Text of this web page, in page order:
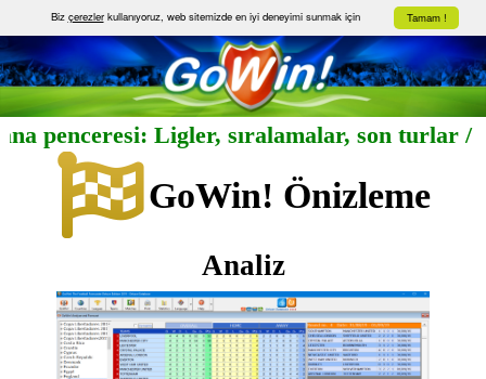
Tamam !
Biz çerezlerkullanıyoruz, web sitemizde en iyi deneyimi sunmak için
penceresi: Ligler, sıralamalar, son turlar
GoWin! Önizleme
Analiz